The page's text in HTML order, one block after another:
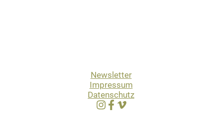
Newsletter
Impressum
Datenschutz